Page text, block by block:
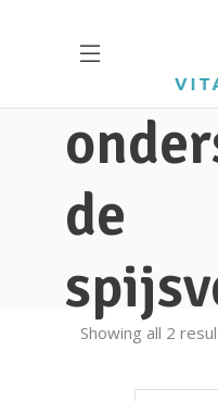
de
Showing all 2